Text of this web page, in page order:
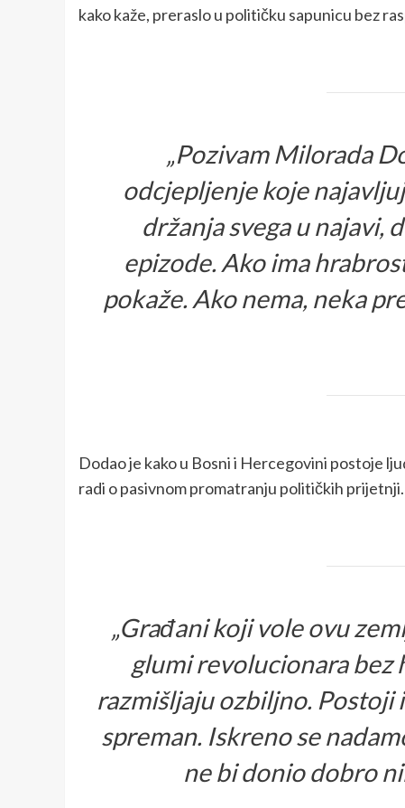
kako kaže, preraslo u političku sapunicu bez
„Pozivam Milorada
odcjepljenje koje
držanja svega u najavi,
epizode. Ako ima
pokaže. Ako nema, neka
Dodao je kako u Bosni i Hercegovini postoje
radi o pasivnom promatranju političkih prijetnji.
„Građani koji vole ovu
glumi revolucionara bez
razmišljaju ozbiljno. Postoji
spreman. Iskreno se
ne bi donio dobro